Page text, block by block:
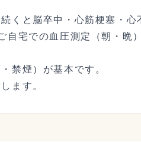
くと脳卒中・心筋梗塞・心
自宅での血圧測定（朝・晩
禁煙）が基本です。
ます。